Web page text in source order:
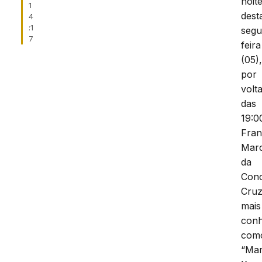
1
4
:1
7
feira
(05),
por
das
da
mais